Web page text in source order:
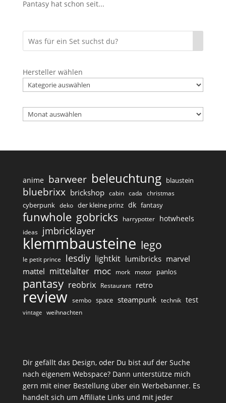
Pantasy hat schon seit...
Hersteller wählen
Archiv
anime barweer beleuchtung blaustein
bluebrixx brickshop cabin cada christmas
cyberpunk deko der kleine prinz dk fantasy
funwhole gobricks harrypotter hotwheels
ideas jmbricklayer
klemmbausteine lego
le petit prince lesdiy lightkit lumibricks marvel
mattel mittelalter moc mork motor panlos
pantasy reobrix Restaurant retro
review sembo space steampunk technik test
vintage weihnachten
Dir gefällt das Design, oder Du bist auf der Suche
nach eigenem Webspace? Dann unterstütze mich
gern mit einer Bestellung über ein Werbebanner. Es
handelt sich um Affiliate Links und mit jeder